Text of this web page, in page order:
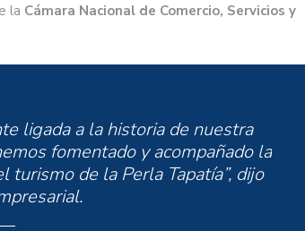
la Cámara Nacional de Comercio, Servicios y
ligada a la historia de nuestra
fomentado y acompañado la
turismo de la Perla Tapatía”, dijo